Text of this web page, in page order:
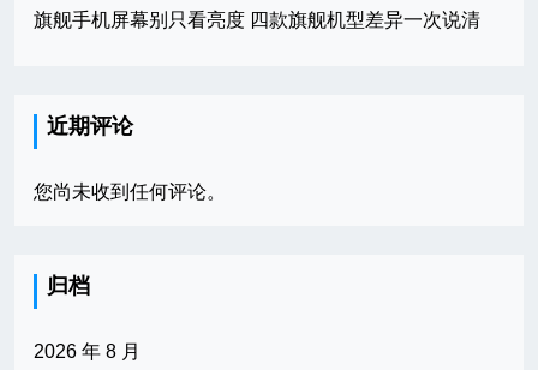
旗舰手机屏幕别只看亮度 四款旗舰机型差异一次说清
近期评论
您尚未收到任何评论。
归档
2026 年 8 月